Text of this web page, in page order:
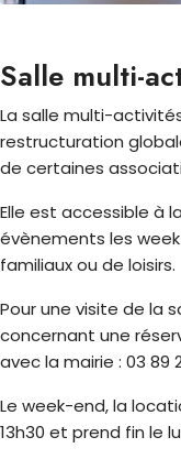
Salle multi-
La salle multi-
restructuration
de certaines
Elle est accessible à
évènements les
familiaux ou de loisirs.
Pour une visite de la
concernant une
avec la mairie : 03 89
Le week-end, la
13h30 et prend fin le